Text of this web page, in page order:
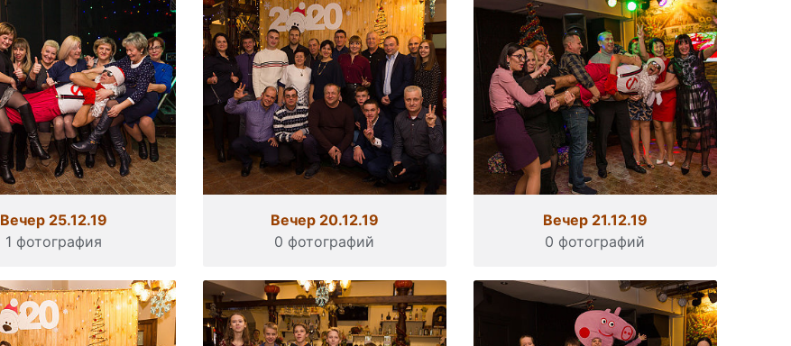
Вечер 25.12.19
1 фотография
Вечер 20.12.19
0 фотографий
Вечер 21.12.19
0 фотографий